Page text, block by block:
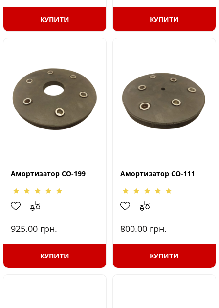
КУПИТИ КУПИТИ
Амортизатор СО-199
925.00 грн.
КУПИТИ
Амортизатор СО-111
800.00 грн.
КУПИТИ